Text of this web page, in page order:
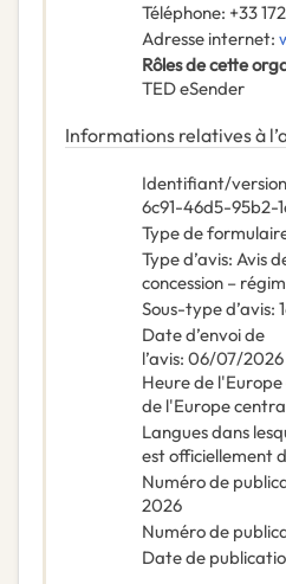
Téléphone: +33
Adresse internet:
Rôles de cette
TED eSender
Informations relatives à
Identifiant/version
6c91-46d5-95b2-
Type de
Type d’avis: Avis
concession –
Sous-type d’avis:
Date d’envoi de
l’avis: 06/07/2026
Heure de
de l'Europe
Langues dans
est officiellement
Numéro de
2026
Numéro de
Date de